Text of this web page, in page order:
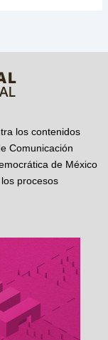
los contenidos
Comunicación
de México
procesos